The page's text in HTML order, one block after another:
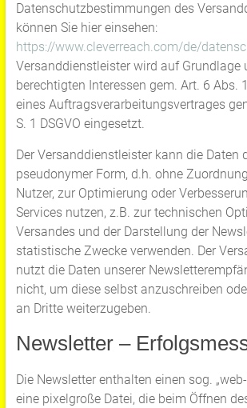
Datenschutzbestimmungen des
können Sie hier einsehen:
https://www.cleverreach.com/de/
Versanddienstleister wird auf Grundlage
berechtigten Interessen gem. Art. 6 Abs.
eines Auftragsverarbeitungsvertrages
S. 1 DSGVO eingesetzt.
Der Versanddienstleister kann die Daten
pseudonymer Form, d.h. ohne
Nutzer, zur Optimierung oder
Services nutzen, z.B. zur technischen
Versandes und der Darstellung der
statistische Zwecke verwenden. Der
nutzt die Daten unserer
nicht, um diese selbst anzuschreiben
an Dritte weiterzugeben.
Newsletter –
Die Newsletter enthalten einen sog.
eine pixelgroße Datei, die beim Öffnen